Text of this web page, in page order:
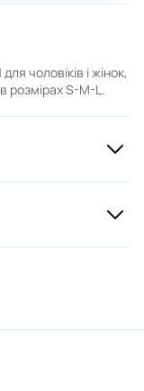
чоловіків і жінок,
розмірах S-M-L.